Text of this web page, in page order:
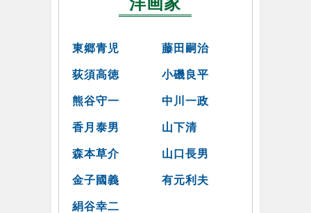
東郷青児 藤田嗣治
荻須高徳 小磯良平
熊谷守一 中川一政
香月泰男 山下清
森本草介 山口長男
金子國義 有元利夫
絹谷幸二